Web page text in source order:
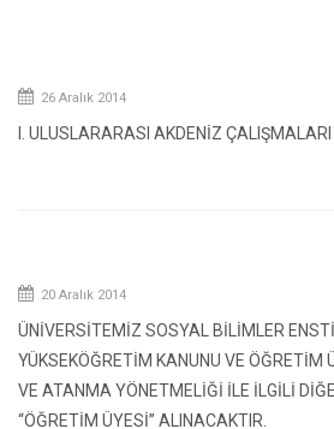
26 Aralık 2014
I. ULUSLARARASI AKDENİZ
20 Aralık 2014
ÜNİVERSİTEMİZ SOSYAL BİLİMLER
YÜKSEKÖĞRETİM KANUNU VE ÖĞRETİM
VE ATANMA YÖNETMELİĞİ İLE İLGİLİ
“ÖĞRETİM ÜYESİ’’ ALINACAKTIR.